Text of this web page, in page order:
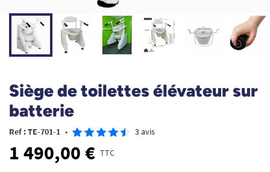
Siège de toilettes élévateur sur
batterie
Ref : TE-701-1 • 3 avis
1 490,00 € TTC